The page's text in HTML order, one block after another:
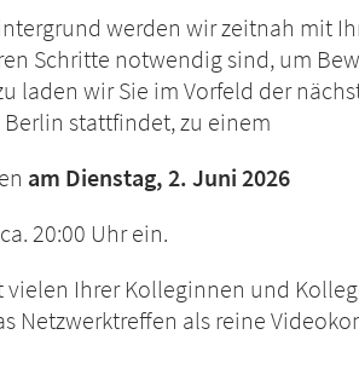
werden wir zeitnah mit
Schritte notwendig sind, um
laden wir Sie im Vorfeld der
stattfindet, zu einem
am Dienstag, 2. Juni 2026
20:00 Uhr ein.
vielen Ihrer Kolleginnen und
Netzwerktreffen als reine